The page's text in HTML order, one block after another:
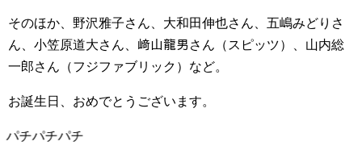
そのほか、野沢雅子さん、大和田伸也さん、五嶋みどりさ
ん、小笠原道大さん、﨑山龍男さん（スピッツ）、山内総
一郎さん（フジファブリック）など。
お誕生日、おめでとうございます。
パチパチパチ